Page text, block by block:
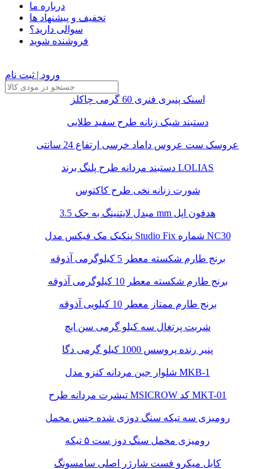
درباره ما
تخفیف و پیشنهاد ها
سوالی دارید؟
فروشنده شوید
ورود | ثبت نام
اسنک پنیری فنری 60 گرمی چاکلز
دستبند شیک زنانه طرح سفید طلایی
عروسک ست عروس داماد خرسی ارتفاع 24 سانتی
دستبند مردانه طرح پلنگ برند LOLIAS
شورت زنانه نخی طرح کاکتوس
مبدل لایتنینگ به جک 3.5 mm هدفون اپل
پنکیک مک فیکس مدل Studio Fix شماره NC30
برنج طارم شکسته معطر 5 کیلوگرمی آذوقه
برنج طارم شکسته معطر 10 کیلوگرمی آذوقه
برنج طارم ممتاز معطر 10 کیلویی آذوقه
شربت پرتغال سه کیلو گرمی سن ایچ
پنیر رنده پروسس 1000 کیلو گرمی دگا
شلوار جین مردانه کنزو مدل MKB-1
تیشرت مردانه طرح MSICROW کد MKT-01
رومیزی سه تیکه سنگ دوزی شده جنس مخمل
رومیزی مخمل سنگ دوز ست ۵ تیکه
کابل میکرو فست شارژر اصلی سامسونگ